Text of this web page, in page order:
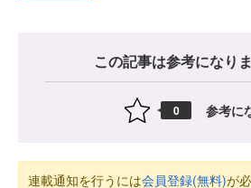
この記事は参考になり
0 参考に
連載通知を行うには会員登録(無料)が